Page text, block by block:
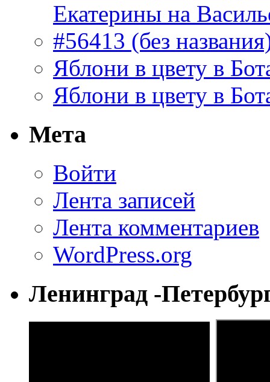
Екатерины на
#56413 (без
Яблони в цвету в
Яблони в цвету в
Мета
Войти
Лента записей
Лента комментариев
WordPress.org
Ленинград -